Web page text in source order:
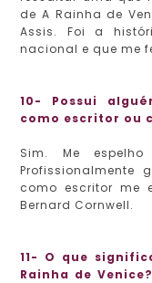
de A Rainha de
Assis. Foi a
nacional e que me
10- Possui
como escritor ou
Sim. Me
Profissionalmente
como escritor me
Bernard Cornwell.
11- O que
Rainha de